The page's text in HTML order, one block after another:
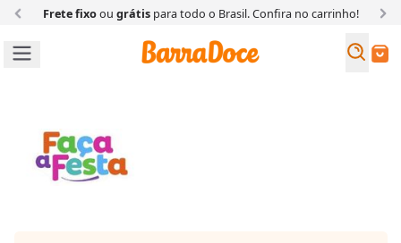
Frete fixoou grátispara todo o Brasil. Confira no carrinho!
Buscar